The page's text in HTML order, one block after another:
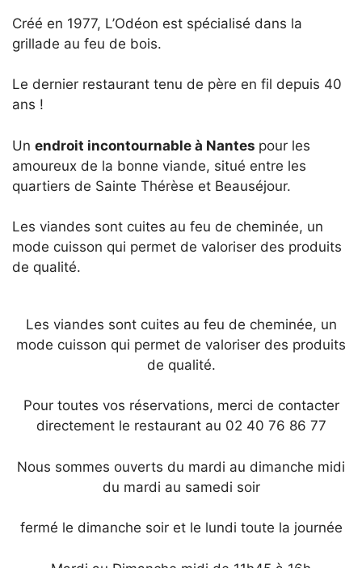
Créé en 1977, L’Odéon est spécialisé dans la
grillade au feu de bois.
Le dernier restaurant tenu de père en fil depuis 40
ans !
Un endroit incontournable à Nantes pour les
amoureux de la bonne viande, situé entre les
quartiers de Sainte Thérèse et Beauséjour.
Les viandes sont cuites au feu de cheminée, un
mode cuisson qui permet de valoriser des produits
de qualité.
Les viandes sont cuites au feu de cheminée, un
mode cuisson qui permet de valoriser des produits
de qualité.
Pour toutes vos réservations, merci de contacter
directement le restaurant au 02 40 76 86 77
Nous sommes ouverts du mardi au dimanche midi
du mardi au samedi soir
fermé le dimanche soir et le lundi toute la journée